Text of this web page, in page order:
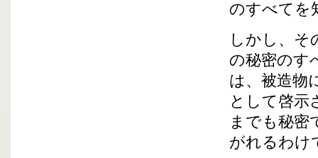
のすべてを
しかし、そ
の秘密のす
は、被造物
として啓示
までも秘密
がれるわけ